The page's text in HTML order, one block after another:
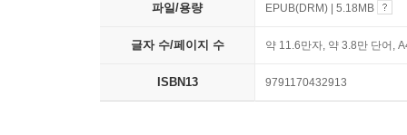
파일/용량 EPUB(DRM) | 5.18MB
글자 수/페이지 수 약 11.6만자, 약 3.8만 단어,
ISBN13 9791170432913